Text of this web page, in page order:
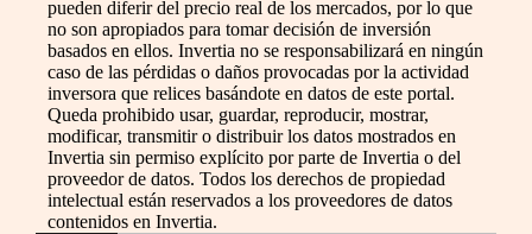
pueden diferir del precio real de los mercados, por lo que
no son apropiados para tomar decisión de inversión
basados en ellos. Invertia no se responsabilizará en ningún
caso de las pérdidas o daños provocadas por la actividad
inversora que relices basándote en datos de este portal.
Queda prohibido usar, guardar, reproducir, mostrar,
modificar, transmitir o distribuir los datos mostrados en
Invertia sin permiso explícito por parte de Invertia o del
proveedor de datos. Todos los derechos de propiedad
intelectual están reservados a los proveedores de datos
contenidos en Invertia.